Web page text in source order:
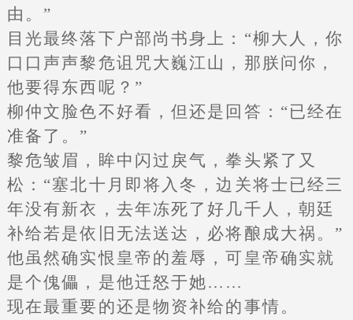
由。”
目光最终落下户部尚书身上：“柳大人，你
口口声声黎危诅咒大巍江山，那朕问你，
他要得东西呢？”
柳仲文脸色不好看，但还是回答：“已经在
准备了。”
黎危皱眉，眸中闪过戾气，拳头紧了又
松：“塞北十月即将入冬，边关将士已经三
年没有新衣，去年冻死了好几千人，朝廷
补给若是依旧无法送达，必将酿成大祸。”
他虽然确实恨皇帝的羞辱，可皇帝确实就
是个傀儡，是他迁怒于她……
现在最重要的还是物资补给的事情。